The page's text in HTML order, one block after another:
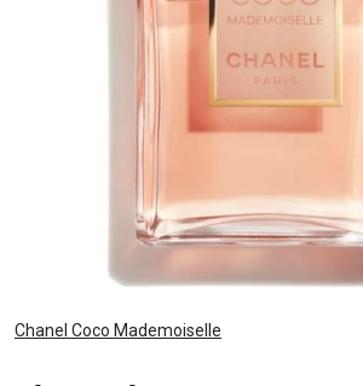
Chanel Coco Mademoiselle